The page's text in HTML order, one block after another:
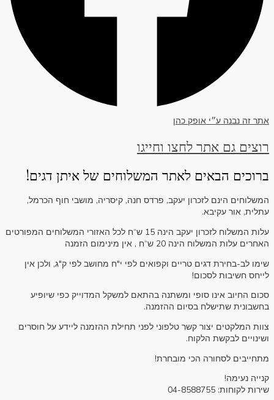
אתר זה נבנה ע״י אופק כהן
רוצים גם אתר לחצו וחייגו
ברוכים הבאים לאתר המשלוחים של איתן דגים!
המשלוחים הינם לזכרון יעקב, פרדס חנה, קיסריה, מושבי חוף הכרמל,
עתלית, אור עקיבא.
עלות המשלוח לזכרון יעקב הינה 15 ש“ח לכל האזורי המשלוחים המפורטים
האחרים עלות המשלוח הינה 20 ש“ח , אין מינימום הזמנה
שימו לב-בחירת דגים טריים וקפואים לפי י"ח מחושב לפי ק"ג, ולכן אין
לייחס חשיבות לסכום!
סכום החיוב אינו סופי ומשתנה בהתאם למשקל המדוייק כפי שיופיע
בחשבונית שתישלח בסיום ההזמנה.
צוות המלקטים יצור קשר טלפוני לפני תחילת ההזמנה ליידע על חוסרים
ושינויים לבקשת הלקוח.
מתחייבים לסחורה הכי מובחרת!
קנייה נעימה!
שירות לקוחות: 04-8588755